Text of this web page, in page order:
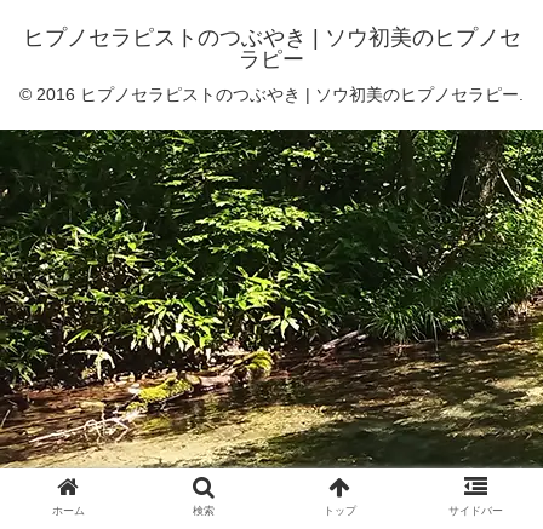
ヒプノセラピストのつぶやき | ソウ初美のヒプノセ
ラピー
© 2016 ヒプノセラピストのつぶやき | ソウ初美のヒプノセラピー.
ホーム 検索 トップ サイドバー